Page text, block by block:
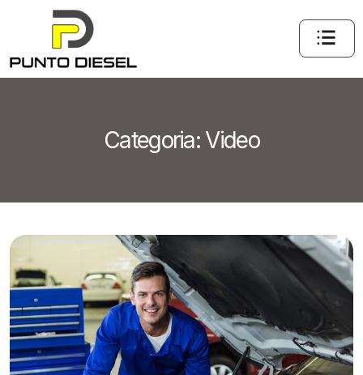
Categoria: Video